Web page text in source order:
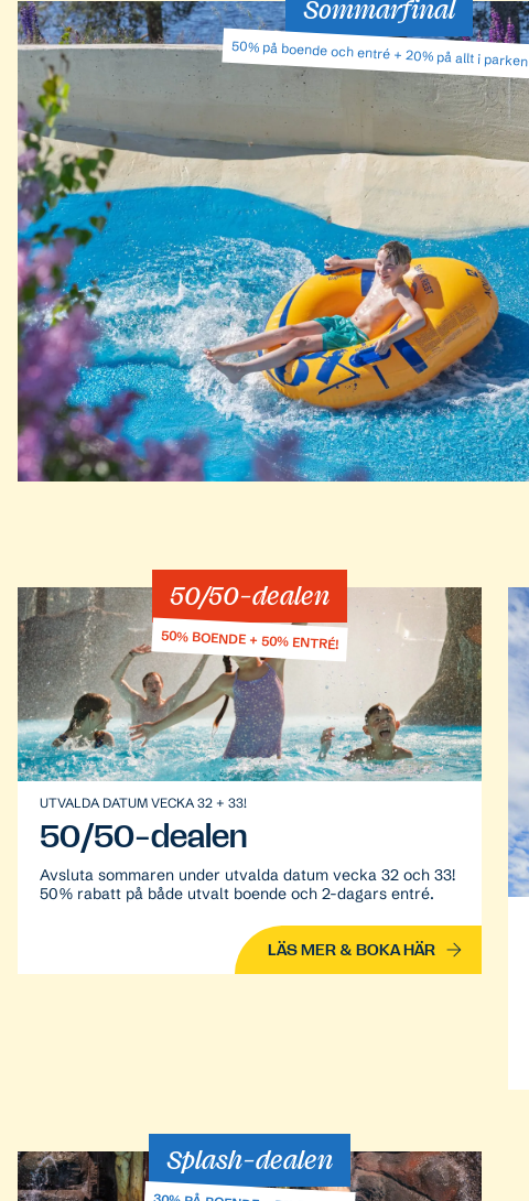
50% på boende och entré + 20% på allt i parken
Sommarfinal
50/50-dealen
50% BOENDE + 50% ENTRÉ!
UTVALDA DATUM VECKA 32 + 33!
50/50-dealen
Avsluta sommaren under utvalda datum vecka 32 och 33!
50% rabatt på både utvalt boende och 2-dagars entré.
LÄS MER & BOKA HÄR
Splash-dealen